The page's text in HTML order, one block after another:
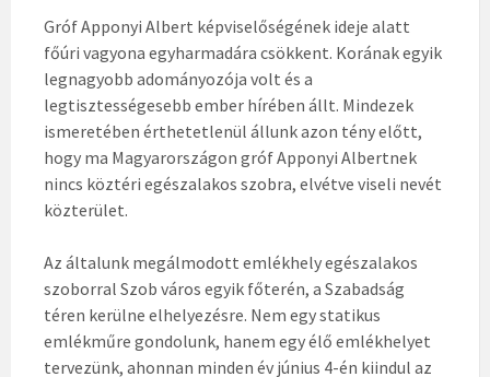
Gróf Apponyi Albert képviselőségének ideje alatt
főúri vagyona egyharmadára csökkent. Korának egyik
legnagyobb adományozója volt és a
legtisztességesebb ember hírében állt. Mindezek
ismeretében érthetetlenül állunk azon tény előtt,
hogy ma Magyarországon gróf Apponyi Albertnek
nincs köztéri egészalakos szobra, elvétve viseli nevét
közterület.
Az általunk megálmodott emlékhely egészalakos
szoborral Szob város egyik főterén, a Szabadság
téren kerülne elhelyezésre. Nem egy statikus
emlékműre gondolunk, hanem egy élő emlékhelyet
tervezünk, ahonnan minden év június 4-én kiindul az